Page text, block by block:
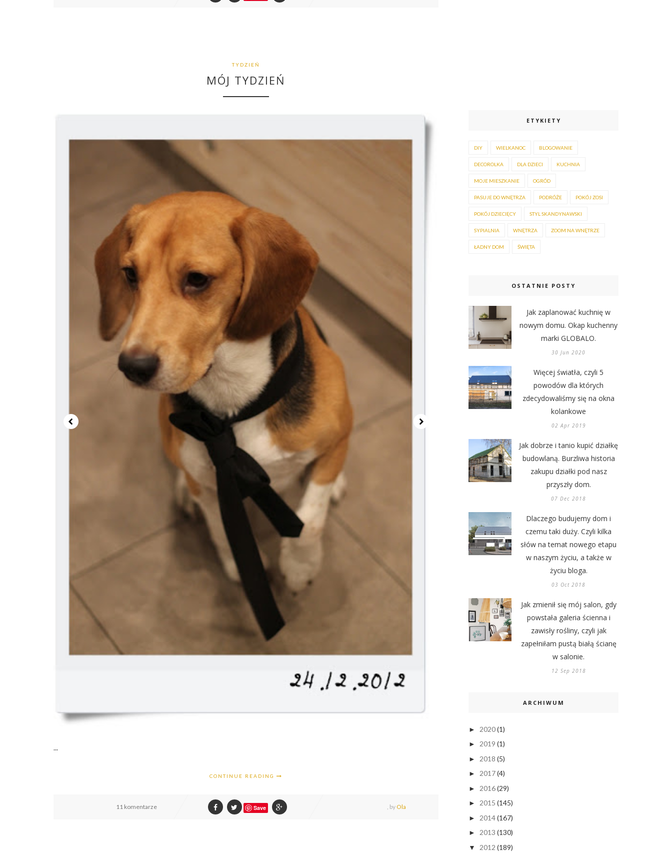
TYDZIEŃ
MÓJ TYDZIEŃ
...
CONTINUE READING
Save
11 komentarze , by Ola
ETYKIETY
DIY WIELKANOC BLOGOWANIE
DECOROLKA DLA DZIECI KUCHNIA
MOJE MIESZKANIE OGRÓD
PASUJE DO WNĘTRZA PODRÓŻE POKÓJ ZOSI
POKÓJ DZIECIĘCY STYL SKANDYNAWSKI
SYPIALNIA WNĘTRZA ZOOM NA WNĘTRZE
ŁADNY DOM ŚWIĘTA
OSTATNIE POSTY
Jak zaplanować kuchnię w
nowym domu. Okap kuchenny
marki GLOBALO.
30 Jun 2020
Więcej światła, czyli 5
powodów dla których
zdecydowaliśmy się na okna
kolankowe
02 Apr 2019
Jak dobrze i tanio kupić działkę
budowlaną. Burzliwa historia
zakupu działki pod nasz
przyszły dom.
07 Dec 2018
Dlaczego budujemy dom i
czemu taki duży. Czyli kilka
słów na temat nowego etapu
w naszym życiu, a także w
życiu bloga.
03 Oct 2018
Jak zmienił się mój salon, gdy
powstała galeria ścienna i
zawisły rośliny, czyli jak
zapełniłam pustą białą ścianę
w salonie.
12 Sep 2018
ARCHIWUM
► 2020(1)
► 2019 (1)
► 2018 (5)
► 2017(4)
► 2016(29)
► 2015 (145)
► 2014(167)
► 2013 (130)
▼ 2012 (189)